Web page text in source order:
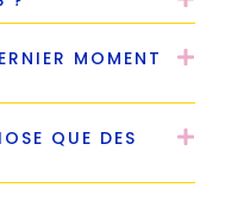
MOMENT
QUE DES